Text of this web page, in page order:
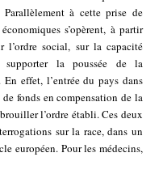
à cette prise de
s’opèrent, à partir
l’ordre social, sur la capacité
supporter la poussée de la
effet, l’entrée du pays dans
fonds en compensation de la
l’ordre établi. Ces deux
sur la race, dans un
européen. Pour les médecins,